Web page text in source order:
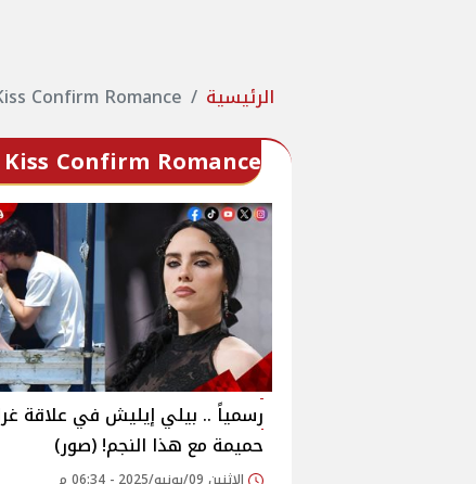
الرئيسية Confirm Romance
Confirm Romance
رسمياً .. بيلي إيليش في علاقة
حميمة مع هذا النجم! (صور)